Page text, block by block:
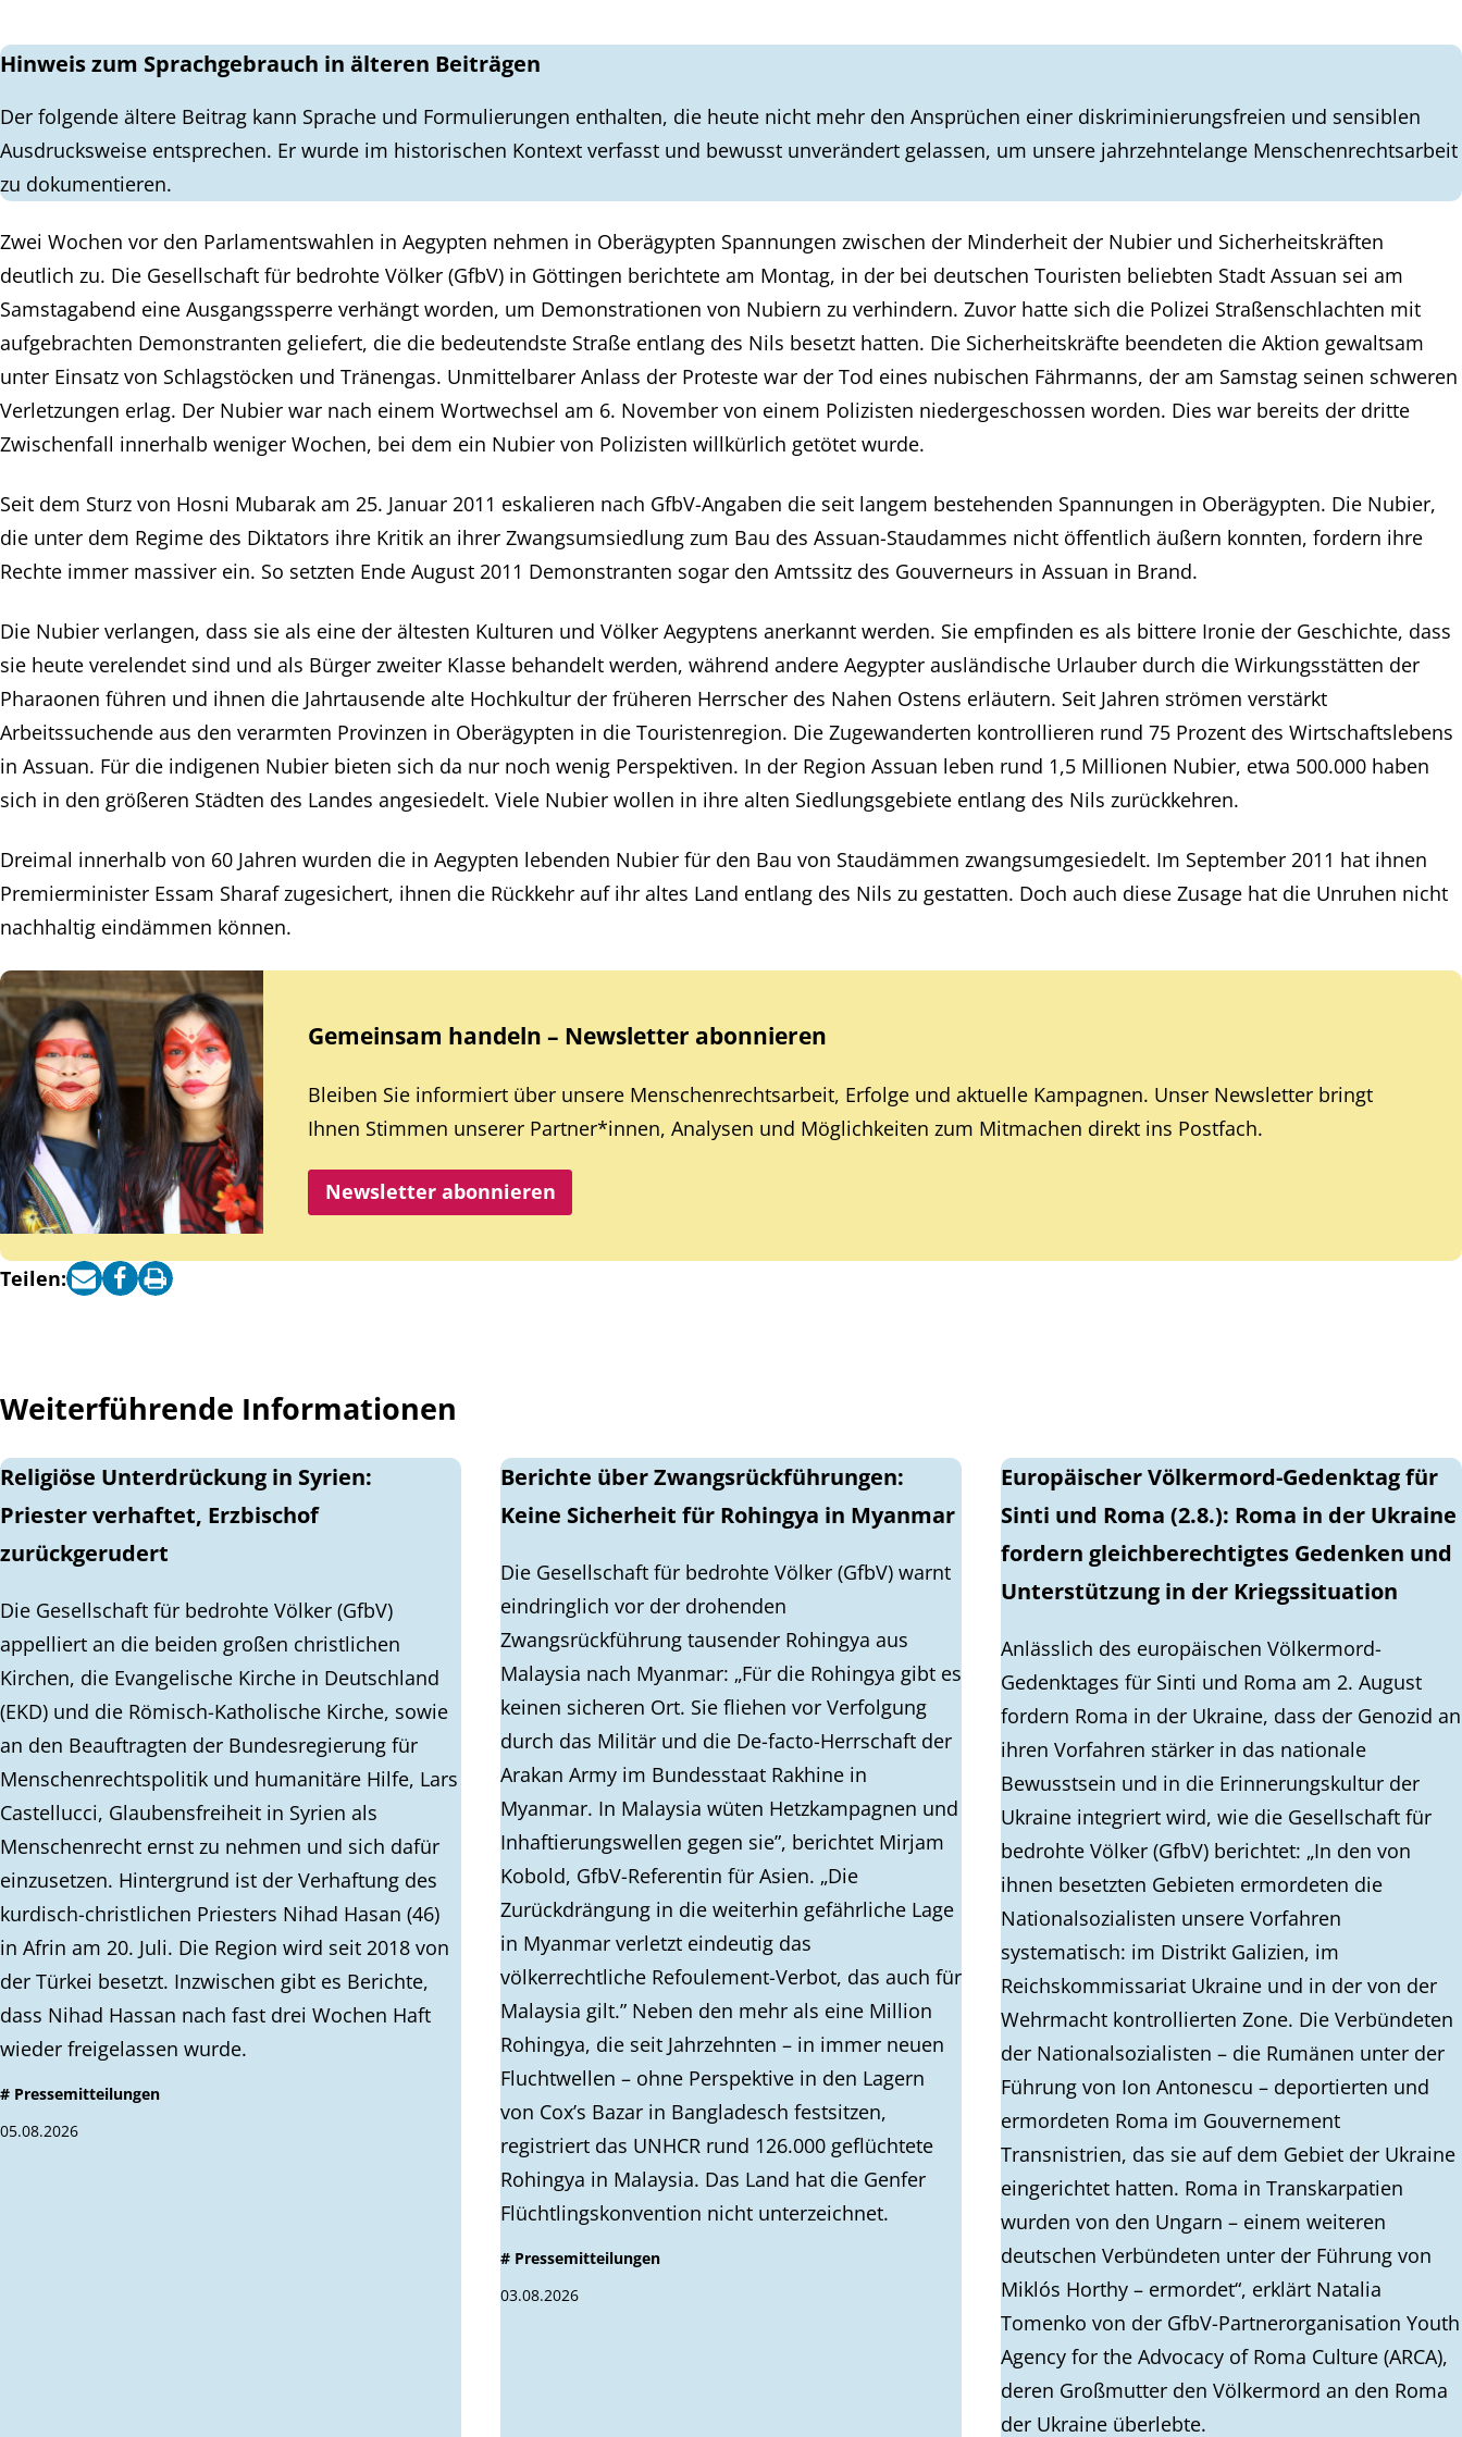
Hinweis zum Sprachgebrauch in älteren Beiträgen
Der folgende ältere Beitrag kann Sprache und Formulierungen enthalten, die heute nicht mehr den Ansprüchen einer diskriminierungsfreien und sensiblen
Ausdrucksweise entsprechen. Er wurde im historischen Kontext verfasst und bewusst unverändert gelassen, um unsere jahrzehntelange Menschenrechtsarbeit
zu dokumentieren.
Zwei Wochen vor den Parlamentswahlen in Aegypten nehmen in Oberägypten Spannungen zwischen der Minderheit der Nubier und Sicherheitskräften
deutlich zu. Die Gesellschaft für bedrohte Völker (GfbV) in Göttingen berichtete am Montag, in der bei deutschen Touristen beliebten Stadt Assuan sei am
Samstagabend eine Ausgangssperre verhängt worden, um Demonstrationen von Nubiern zu verhindern. Zuvor hatte sich die Polizei Straßenschlachten mit
aufgebrachten Demonstranten geliefert, die die bedeutendste Straße entlang des Nils besetzt hatten. Die Sicherheitskräfte beendeten die Aktion gewaltsam
unter Einsatz von Schlagstöcken und Tränengas. Unmittelbarer Anlass der Proteste war der Tod eines nubischen Fährmanns, der am Samstag seinen schweren
Verletzungen erlag. Der Nubier war nach einem Wortwechsel am 6. November von einem Polizisten niedergeschossen worden. Dies war bereits der dritte
Zwischenfall innerhalb weniger Wochen, bei dem ein Nubier von Polizisten willkürlich getötet wurde.
Seit dem Sturz von Hosni Mubarak am 25. Januar 2011 eskalieren nach GfbV-Angaben die seit langem bestehenden Spannungen in Oberägypten. Die Nubier,
die unter dem Regime des Diktators ihre Kritik an ihrer Zwangsumsiedlung zum Bau des Assuan-Staudammes nicht öffentlich äußern konnten, fordern ihre
Rechte immer massiver ein. So setzten Ende August 2011 Demonstranten sogar den Amtssitz des Gouverneurs in Assuan in Brand.
Die Nubier verlangen, dass sie als eine der ältesten Kulturen und Völker Aegyptens anerkannt werden. Sie empfinden es als bittere Ironie der Geschichte, dass
sie heute verelendet sind und als Bürger zweiter Klasse behandelt werden, während andere Aegypter ausländische Urlauber durch die Wirkungsstätten der
Pharaonen führen und ihnen die Jahrtausende alte Hochkultur der früheren Herrscher des Nahen Ostens erläutern. Seit Jahren strömen verstärkt
Arbeitssuchende aus den verarmten Provinzen in Oberägypten in die Touristenregion. Die Zugewanderten kontrollieren rund 75 Prozent des Wirtschaftslebens
in Assuan. Für die indigenen Nubier bieten sich da nur noch wenig Perspektiven. In der Region Assuan leben rund 1,5 Millionen Nubier, etwa 500.000 haben
sich in den größeren Städten des Landes angesiedelt. Viele Nubier wollen in ihre alten Siedlungsgebiete entlang des Nils zurückkehren.
Dreimal innerhalb von 60 Jahren wurden die in Aegypten lebenden Nubier für den Bau von Staudämmen zwangsumgesiedelt. Im September 2011 hat ihnen
Premierminister Essam Sharaf zugesichert, ihnen die Rückkehr auf ihr altes Land entlang des Nils zu gestatten. Doch auch diese Zusage hat die Unruhen nicht
nachhaltig eindämmen können.
Gemeinsam handeln – Newsletter abonnieren
Bleiben Sie informiert über unsere Menschenrechtsarbeit, Erfolge und aktuelle Kampagnen. Unser Newsletter bringt
Ihnen Stimmen unserer Partner*innen, Analysen und Möglichkeiten zum Mitmachen direkt ins Postfach.
Newsletter abonnieren
Teilen:
Weiterführende Informationen
Religiöse Unterdrückung in Syrien:
Priester verhaftet, Erzbischof
zurückgerudert
Die Gesellschaft für bedrohte Völker (GfbV)
appelliert an die beiden großen christlichen
Kirchen, die Evangelische Kirche in Deutschland
(EKD) und die Römisch-Katholische Kirche, sowie
an den Beauftragten der Bundesregierung für
Menschenrechtspolitik und humanitäre Hilfe, Lars
Castellucci, Glaubensfreiheit in Syrien als
Menschenrecht ernst zu nehmen und sich dafür
einzusetzen. Hintergrund ist der Verhaftung des
kurdisch-christlichen Priesters Nihad Hasan (46)
in Afrin am 20. Juli. Die Region wird seit 2018 von
der Türkei besetzt. Inzwischen gibt es Berichte,
dass Nihad Hassan nach fast drei Wochen Haft
wieder freigelassen wurde.
# Pressemitteilungen
05.08.2026
Berichte über Zwangsrückführungen:
Keine Sicherheit für Rohingya in Myanmar
Die Gesellschaft für bedrohte Völker (GfbV) warnt
eindringlich vor der drohenden
Zwangsrückführung tausender Rohingya aus
Malaysia nach Myanmar: „Für die Rohingya gibt es
keinen sicheren Ort. Sie fliehen vor Verfolgung
durch das Militär und die De-facto-Herrschaft der
Arakan Army im Bundesstaat Rakhine in
Myanmar. In Malaysia wüten Hetzkampagnen und
Inhaftierungswellen gegen sie”, berichtet Mirjam
Kobold, GfbV-Referentin für Asien. „Die
Zurückdrängung in die weiterhin gefährliche Lage
in Myanmar verletzt eindeutig das
völkerrechtliche Refoulement-Verbot, das auch für
Malaysia gilt.” Neben den mehr als eine Million
Rohingya, die seit Jahrzehnten – in immer neuen
Fluchtwellen – ohne Perspektive in den Lagern
von Cox’s Bazar in Bangladesch festsitzen,
registriert das UNHCR rund 126.000 geflüchtete
Rohingya in Malaysia. Das Land hat die Genfer
Flüchtlingskonvention nicht unterzeichnet.
# Pressemitteilungen
03.08.2026
Europäischer Völkermord-Gedenktag für
Sinti und Roma (2.8.): Roma in der Ukraine
fordern gleichberechtigtes Gedenken und
Unterstützung in der Kriegssituation
Anlässlich des europäischen Völkermord-
Gedenktages für Sinti und Roma am 2. August
fordern Roma in der Ukraine, dass der Genozid an
ihren Vorfahren stärker in das nationale
Bewusstsein und in die Erinnerungskultur der
Ukraine integriert wird, wie die Gesellschaft für
bedrohte Völker (GfbV) berichtet: „In den von
ihnen besetzten Gebieten ermordeten die
Nationalsozialisten unsere Vorfahren
systematisch: im Distrikt Galizien, im
Reichskommissariat Ukraine und in der von der
Wehrmacht kontrollierten Zone. Die Verbündeten
der Nationalsozialisten – die Rumänen unter der
Führung von Ion Antonescu – deportierten und
ermordeten Roma im Gouvernement
Transnistrien, das sie auf dem Gebiet der Ukraine
eingerichtet hatten. Roma in Transkarpatien
wurden von den Ungarn – einem weiteren
deutschen Verbündeten unter der Führung von
Miklós Horthy – ermordet“, erklärt Natalia
Tomenko von der GfbV-Partnerorganisation Youth
Agency for the Advocacy of Roma Culture (ARCA),
deren Großmutter den Völkermord an den Roma
der Ukraine überlebte.